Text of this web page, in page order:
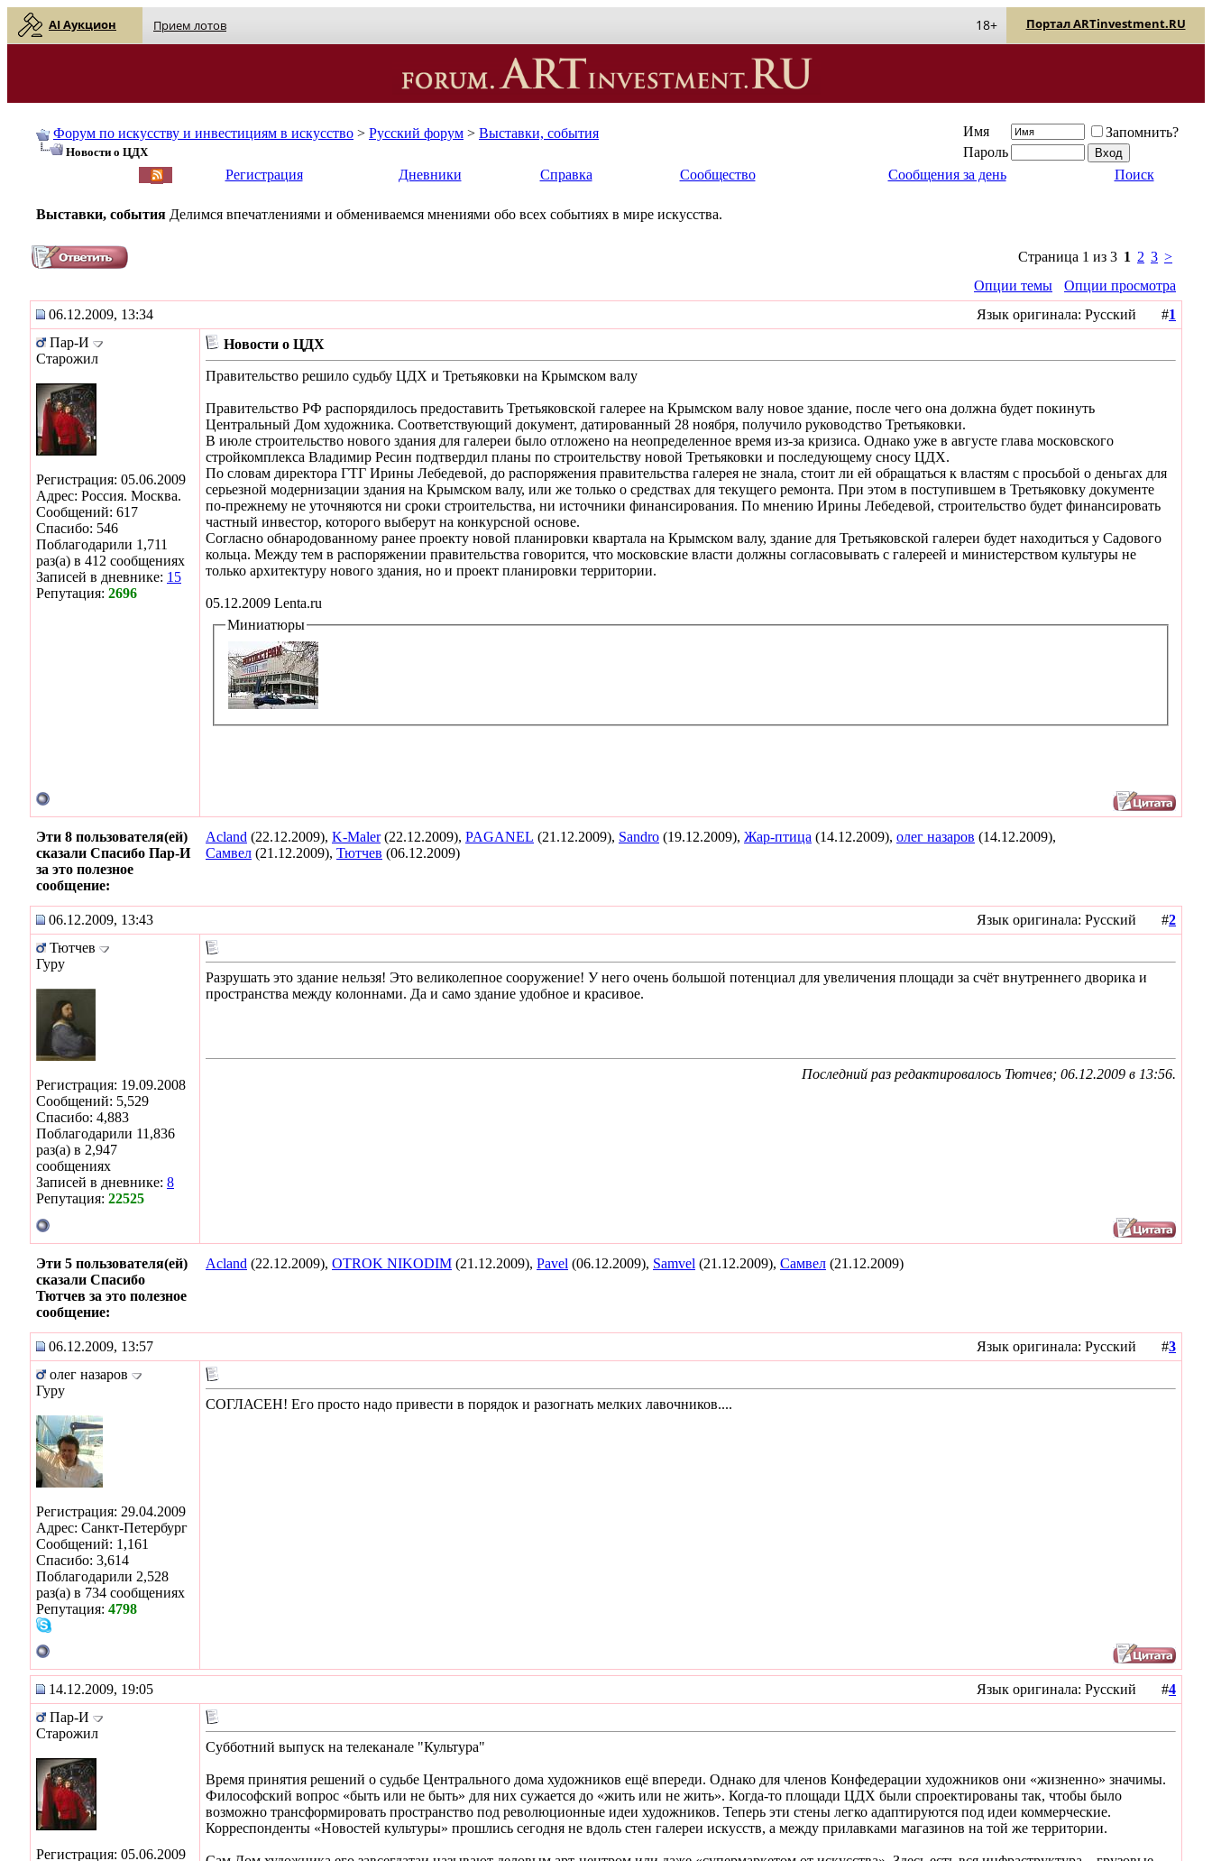
AI Аукцион Прием лотов Портал ARTinvestment.RU
18+
Форум по искусству и инвестициям в искусство > Русский форум > Выставки, события
Новости о ЦДХ
Имя
Запомнить?
Пароль
Регистрация Дневники Справка Сообщество Сообщения за день Поиск
Выставки, события Делимся впечатлениями и обмениваемся мнениями обо всех событиях в мире искусства.
Страница 1 из 3 1 2 3 >
Опции темы
Опции просмотра
06.12.2009, 13:34
Язык оригинала: Русский #1
Пар-И
Старожил
Регистрация: 05.06.2009
Адрес: Россия. Москва.
Сообщений: 617
Спасибо: 546
Поблагодарили 1,711
раз(а) в 412 сообщениях
Записей в дневнике: 15
Репутация: 2696
Новости о ЦДХ
Правительство решило судьбу ЦДХ и Третьяковки на Крымском валу
Правительство РФ распорядилось предоставить Третьяковской галерее на Крымском валу новое здание, после чего она должна будет покинуть
Центральный Дом художника. Соответствующий документ, датированный 28 ноября, получило руководство Третьяковки.
В июле строительство нового здания для галереи было отложено на неопределенное время из-за кризиса. Однако уже в августе глава московского
стройкомплекса Владимир Ресин подтвердил планы по строительству новой Третьяковки и последующему сносу ЦДХ.
По словам директора ГТГ Ирины Лебедевой, до распоряжения правительства галерея не знала, стоит ли ей обращаться к властям с просьбой о деньгах для
серьезной модернизации здания на Крымском валу, или же только о средствах для текущего ремонта. При этом в поступившем в Третьяковку документе
по-прежнему не уточняются ни сроки строительства, ни источники финансирования. По мнению Ирины Лебедевой, строительство будет финансировать
частный инвестор, которого выберут на конкурсной основе.
Согласно обнародованному ранее проекту новой планировки квартала на Крымском валу, здание для Третьяковской галереи будет находиться у Садового
кольца. Между тем в распоряжении правительства говорится, что московские власти должны согласовывать с галереей и министерством культуры не
только архитектуру нового здания, но и проект планировки территории.
05.12.2009 Lenta.ru
Миниатюры
Эти 8 пользователя(ей)
сказали Спасибо Пар-И
за это полезное
сообщение:
Acland (22.12.2009), K-Maler(22.12.2009), PAGANEL (21.12.2009), Sandro (19.12.2009), Жар-птица (14.12.2009), олег назаров (14.12.2009),
Самвел (21.12.2009), Тютчев (06.12.2009)
06.12.2009, 13:43 Язык оригинала: Русский #2
Тютчев
Гуру
Регистрация: 19.09.2008
Сообщений: 5,529
Спасибо: 4,883
Поблагодарили 11,836
раз(а) в 2,947
сообщениях
Записей в дневнике: 8
Репутация: 22525
Разрушать это здание нельзя! Это великолепное сооружение! У него очень большой потенциал для увеличения площади за счёт внутреннего дворика и
пространства между колоннами. Да и само здание удобное и красивое.
Последний раз редактировалось Тютчев; 06.12.2009 в 13:56.
Эти 5 пользователя(ей)
сказали Спасибо
Тютчев за это полезное
сообщение:
Acland (22.12.2009), OTROK NIKODIM (21.12.2009), Pavel (06.12.2009), Samvel (21.12.2009), Самвел (21.12.2009)
06.12.2009, 13:57 Язык оригинала: Русский #3
олег назаров
Гуру
Регистрация: 29.04.2009
Адрес: Санкт-Петербург
Сообщений: 1,161
Спасибо: 3,614
Поблагодарили 2,528
раз(а) в 734 сообщениях
Репутация: 4798
СОГЛАСЕН! Его просто надо привести в порядок и разогнать мелких лавочников....
14.12.2009, 19:05 Язык оригинала: Русский #4
Пар-И
Старожил
Регистрация: 05.06.2009
Субботний выпуск на телеканале "Культура"
Время принятия решений о судьбе Центрального дома художников ещё впереди. Однако для членов Конфедерации художников они «жизненно» значимы.
Философский вопрос «быть или не быть» для них сужается до «жить или не жить». Когда-то площади ЦДХ были спроектированы так, чтобы было
возможно трансформировать пространство под революционные идеи художников. Теперь эти стены легко адаптируются под идеи коммерческие.
Корреспонденты «Новостей культуры» прошлись сегодня не вдоль стен галереи искусств, а между прилавками магазинов на той же территории.